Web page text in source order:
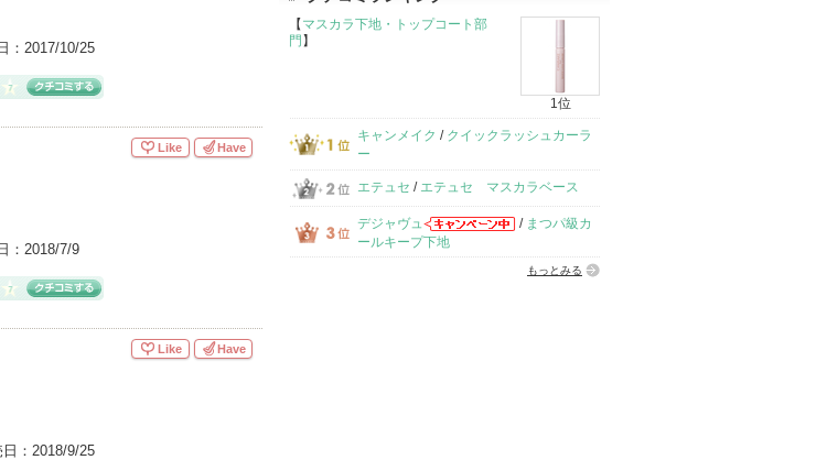
： 2017/10/25
： 2018/7/9
Like Have
： 2018/9/25
Like Have
【 マスカラ下地・トップコート部
門 】
1位
キャンメイク / クイックラッシュカーラ
ー
エテュセ / エテュセ マスカラベース
デジャヴュ / まつパ級カ
ールキープ下地
もっとみる